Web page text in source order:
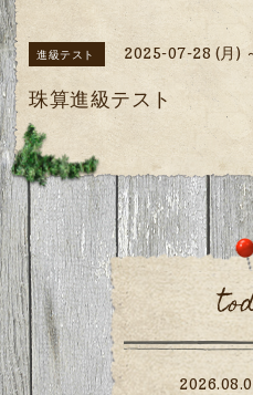
進級テスト 2025-07-28 (月)
珠算進級テスト